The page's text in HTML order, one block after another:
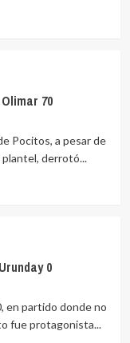
70
Pocitos, a pesar de
derrotó...
0
en partido donde no
fue protagonista...